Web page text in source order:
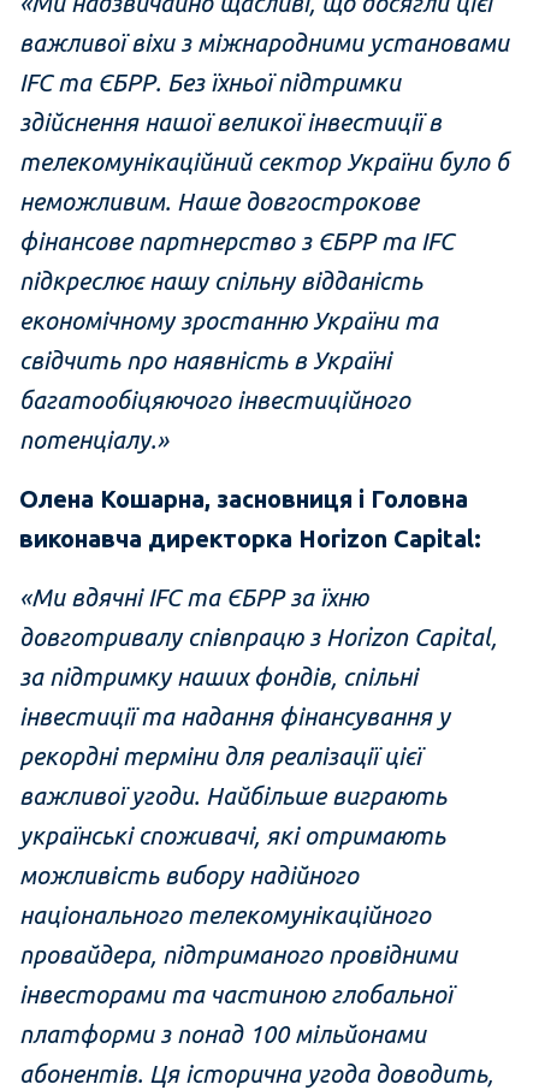
важливої ​​віхи з міжнародними установами
IFC та ЄБРР. Без їхньої підтримки
здійснення нашої великої інвестиції в
телекомунікаційний сектор України було б
неможливим. Наше довгострокове
фінансове партнерство з ЄБРР та IFC
підкреслює нашу спільну відданість
економічному зростанню України та
свідчить про наявність в Україні
багатообіцяючого інвестиційного
потенціалу.»
Олена Кошарна, засновниця і Головна
виконавча директорка Horizon Capital:
«Ми вдячні IFC та ЄБРР за їхню
довготривалу співпрацю з Horizon Capital,
за підтримку наших фондів, спільні
інвестиції та надання фінансування у
рекордні терміни для реалізації цієї
важливої угоди. Найбільше виграють
українські споживачі, які отримають
можливість вибору надійного
національного телекомунікаційного
провайдера, підтриманого провідними
інвесторами та частиною глобальної
платформи з понад 100 мільйонами
абонентів. Ця історична угода доводить,